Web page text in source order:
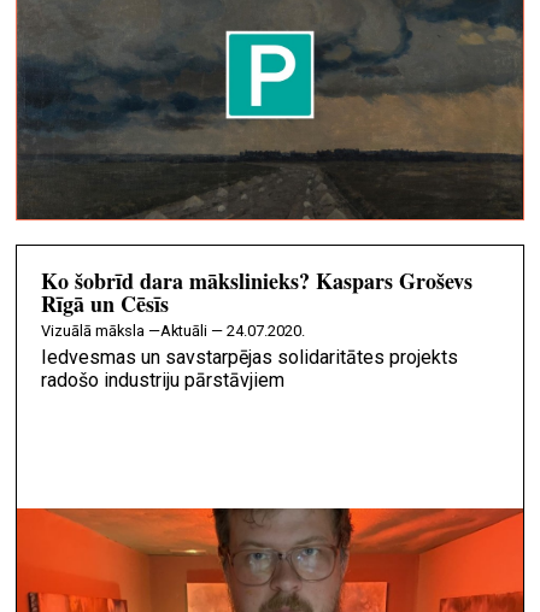
Ko šobrīd dara mākslinieks? Kaspars Groševs
Rīgā un Cēsīs
vizuālā māksla —Aktuāli — 24.07.2020.
Iedvesmas un savstarpējas solidaritātes projekts
radošo industriju pārstāvjiem